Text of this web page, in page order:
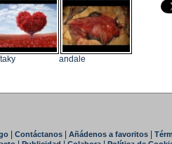
andale
| Contáctanos| Añádenos a favoritos|